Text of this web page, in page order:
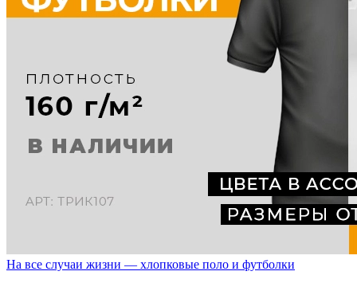
На все случаи жизни — хлопковые поло и футболки